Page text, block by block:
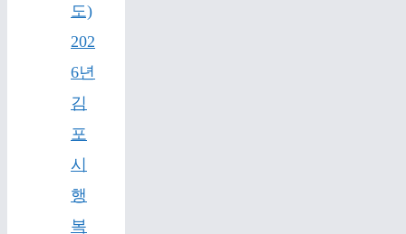
도)
202
6년
김
포
시
행
복